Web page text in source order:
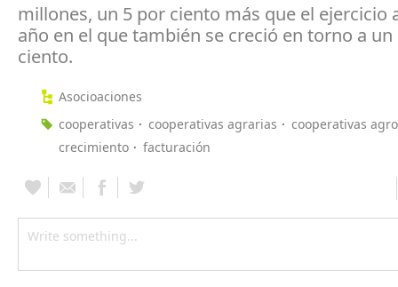
millones, un 5 por ciento más que el ejercicio
año en el que también se creció en torno a un
ciento.
Asocioaciones
cooperativas
cooperativas agrarias
cooperativas
crecimiento
facturación